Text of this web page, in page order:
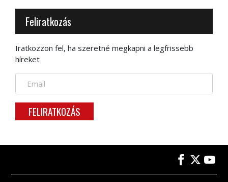
Feliratkozás
Iratkozzon fel, ha szeretné megkapni a legfrissebb
híreket
FELIRATKOZÁS